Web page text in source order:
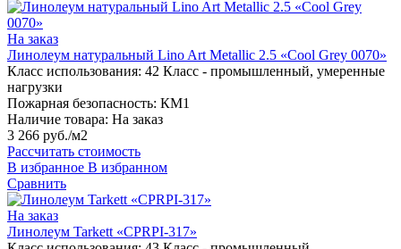
На заказ
Линолеум натуральный Lino Art Metallic 2.5 «Cool Grey 0070»
Класс использования: 42 Класс - промышленный, умеренные
нагрузки
Пожарная безопасность: КМ1
Наличие товара: На заказ
3 266 руб./м2
Рассчитать стоимость
В избранное В избранном
Сравнить
На заказ
Линолеум Tarkett «CPRPI-317»